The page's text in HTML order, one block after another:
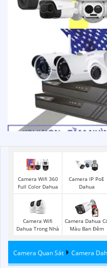
Camera Wifi 360
Full Color Dahua
Camera IP PoE
Dahua
Camera Wifi
Dahua Trong Nhà
Camera Dahua
Màu Ban Đêm
Camera Quan Sát Camera